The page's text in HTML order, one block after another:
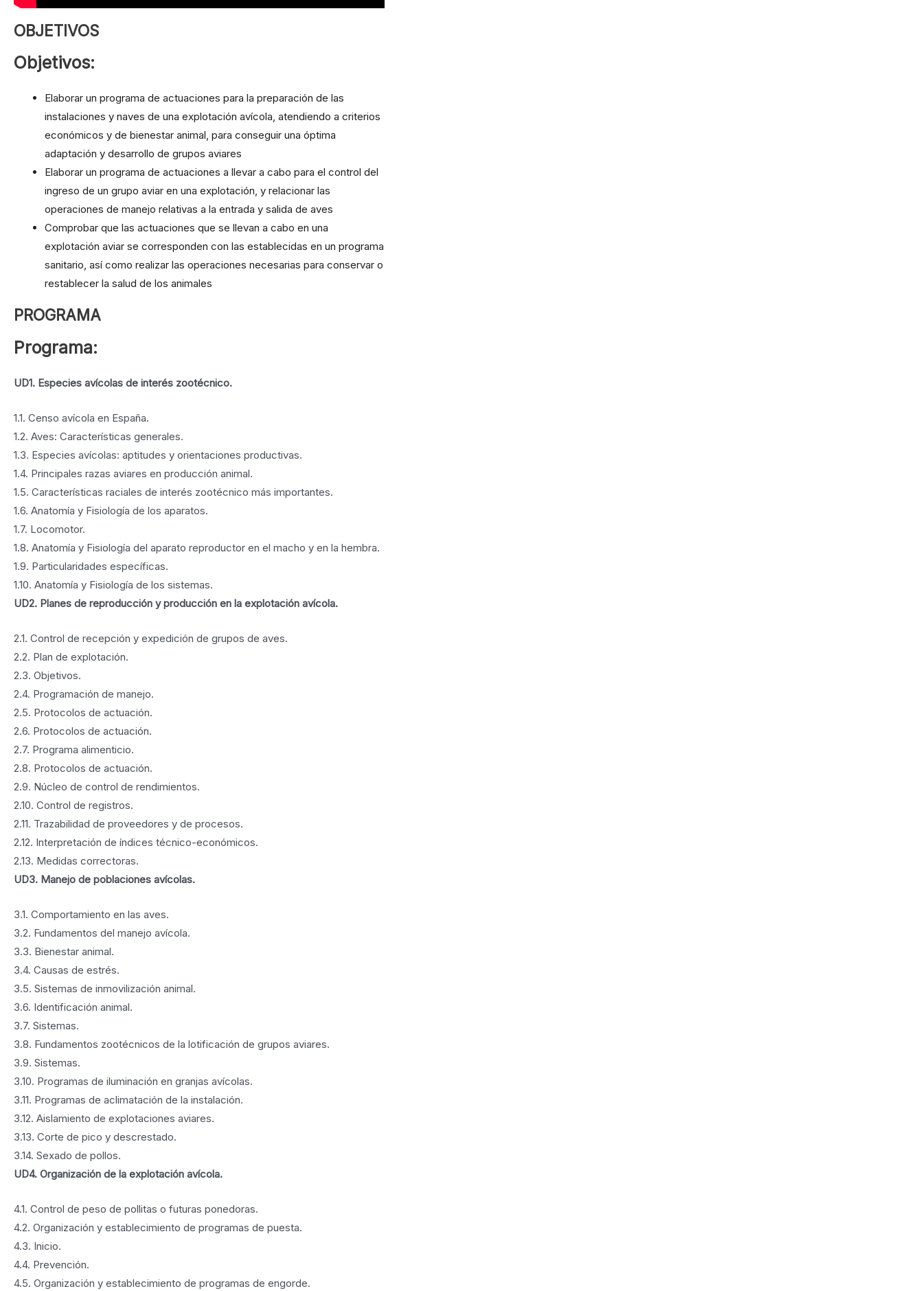
OBJETIVOS
Objetivos:
Elaborar un programa de actuaciones para la preparación de las
instalaciones y naves de una explotación avícola, atendiendo a criterios
económicos y de bienestar animal, para conseguir una óptima
adaptación y desarrollo de grupos aviares
Elaborar un programa de actuaciones a llevar a cabo para el control del
ingreso de un grupo aviar en una explotación, y relacionar las
operaciones de manejo relativas a la entrada y salida de aves
Comprobar que las actuaciones que se llevan a cabo en una
explotación aviar se corresponden con las establecidas en un programa
sanitario, así como realizar las operaciones necesarias para conservar o
restablecer la salud de los animales
PROGRAMA
Programa:
UD1. Especies avícolas de interés zootécnico.
1.1. Censo avícola en España.
1.2. Aves: Características generales.
1.3. Especies avícolas: aptitudes y orientaciones productivas.
1.4. Principales razas aviares en producción animal.
1.5. Características raciales de interés zootécnico más importantes.
1.6. Anatomía y Fisiología de los aparatos.
1.7. Locomotor.
1.8. Anatomía y Fisiología del aparato reproductor en el macho y en la hembra.
1.9. Particularidades específicas.
1.10. Anatomía y Fisiología de los sistemas.
UD2. Planes de reproducción y producción en la explotación avícola.
2.1. Control de recepción y expedición de grupos de aves.
2.2. Plan de explotación.
2.3. Objetivos.
2.4. Programación de manejo.
2.5. Protocolos de actuación.
2.6. Protocolos de actuación.
2.7. Programa alimenticio.
2.8. Protocolos de actuación.
2.9. Núcleo de control de rendimientos.
2.10. Control de registros.
2.11. Trazabilidad de proveedores y de procesos.
2.12. Interpretación de índices técnico-económicos.
2.13. Medidas correctoras.
UD3. Manejo de poblaciones avícolas.
3.1. Comportamiento en las aves.
3.2. Fundamentos del manejo avícola.
3.3. Bienestar animal.
3.4. Causas de estrés.
3.5. Sistemas de inmovilización animal.
3.6. Identificación animal.
3.7. Sistemas.
3.8. Fundamentos zootécnicos de la lotificación de grupos aviares.
3.9. Sistemas.
3.10. Programas de iluminación en granjas avícolas.
3.11. Programas de aclimatación de la instalación.
3.12. Aislamiento de explotaciones aviares.
3.13. Corte de pico y descrestado.
3.14. Sexado de pollos.
UD4. Organización de la explotación avícola.
4.1. Control de peso de pollitas o futuras ponedoras.
4.2. Organización y establecimiento de programas de puesta.
4.3. Inicio.
4.4. Prevención.
4.5. Organización y establecimiento de programas de engorde.